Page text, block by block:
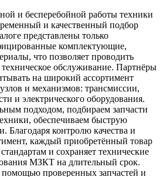
и бесперебойной работы техники
и качественный подбор
представлены только
комплектующие,
что позволяет проводить
обслуживание. Партнёры
на широкий ассортимент
и механизмов: трансмиссии,
и электрического оборудования.
подходом, подбираем запчасти
обеспечиваем быструю
Благодаря контролю качества и
каждый приобретённый товар
и сохраняет технические
МЗКТ на длительный срок.
проверенных запчастей и